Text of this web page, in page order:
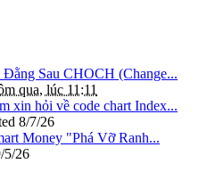
Sau CHOCH (Change...
qua, lúc 11:11
xin hỏi về code chart Index...
8/7/26
Money "Phá Vỡ Ranh...
5/26